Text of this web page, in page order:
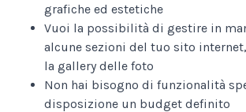
grafiche ed estetiche
Vuoi la possibilità di gestire in
alcune sezioni del tuo sito
la gallery delle foto
Non hai bisogno di funzionalità
disposizione un budget definito